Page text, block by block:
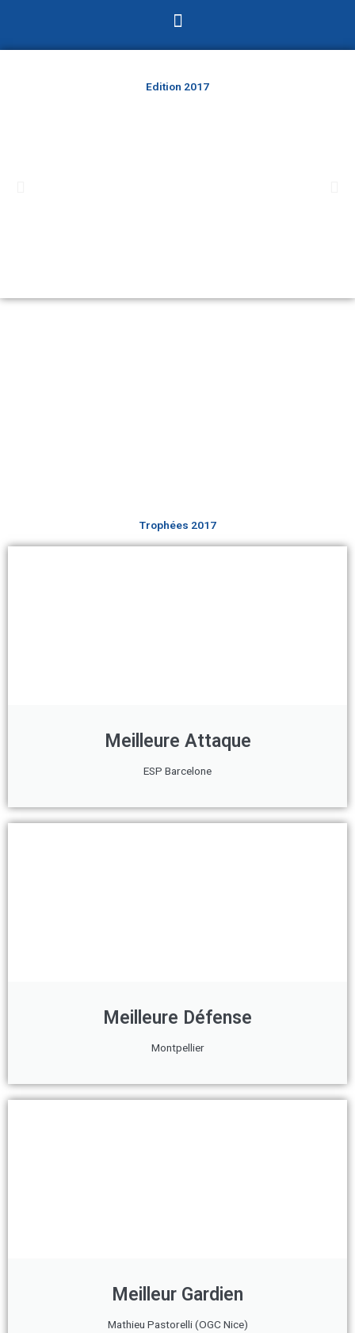
Menu
Edition 2017
Trophées 2017
Meilleure Attaque
ESP Barcelone
Meilleure Défense
Montpellier
Meilleur Gardien
Mathieu Pastorelli (OGC Nice)